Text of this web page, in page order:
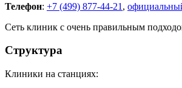
Телефон: +7 (499) 877-44-21 ,
Сеть клиник с очень правильным
Структура
Клиники на станциях: